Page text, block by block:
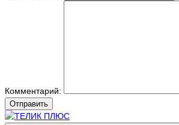
Комментарий:
Отправить